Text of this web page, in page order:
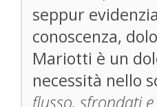
seppur
conoscenza,
Mariotti è un
necessità nello
flusso, sfrondati